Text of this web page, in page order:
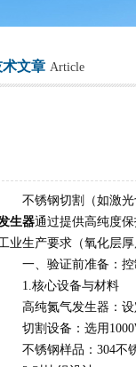
术文章 Article
不锈钢切割（如激光切
生器通过提供高纯度
业生产要求（氧化层
一、验证前准备：控
1.核心设备与材料
高纯氮气发生器：设定
切割设备：选用
不锈钢样品：304不锈